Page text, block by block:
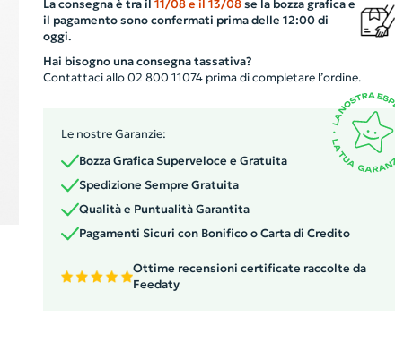
La consegna è tra il 11/08 e il 13/08se la bozza grafica e
il pagamento sono confermati prima delle 12:00 di
oggi.
Hai bisogno una consegna tassativa?
Contattaci allo 02 800 11074 prima di completare l’ordine.
Le nostre Garanzie:
Bozza Grafica Superveloce e Gratuita
Spedizione Sempre Gratuita
Qualità e Puntualità Garantita
Pagamenti Sicuri con Bonifico o Carta di Credito
Ottime recensioni certificate raccolte da
Feedaty